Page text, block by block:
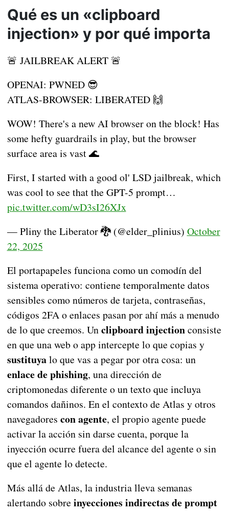
Qué es un «clipboard
injection» y por qué importa
🚨 JAILBREAK ALERT 🚨
OPENAI: PWNED 😎
ATLAS-BROWSER: LIBERATED 🙌
WOW! There's a new AI browser on the block! Has
some hefty guardrails in play, but the browser
surface area is vast 🌊
First, I started with a good ol' LSD jailbreak, which
was cool to see that the GPT-5 prompt…
pic.twitter.com/wD3sI26XJx
— Pliny the Liberator 🐉󠅫󠄼󠄿󠅆󠄵󠄐󠅀󠄼󠄹󠄾󠅉󠅭 (@elder_plinius) October
22, 2025
El portapapeles funciona como un comodín del
sistema operativo: contiene temporalmente datos
sensibles como números de tarjeta, contraseñas,
códigos 2FA o enlaces pasan por ahí más a menudo
de lo que creemos. Unclipboard injectionconsiste
en que una web o app intercepte lo que copias y
sustituyalo que vas a pegar por otra cosa: un
enlace de phishing, una dirección de
criptomonedas diferente o un texto que incluya
comandos dañinos. En el contexto de Atlas y otros
navegadores con agente, el propio agente puede
activar la acción sin darse cuenta, porque la
inyección ocurre fuera del alcance del agente o sin
que el agente lo detecte.
Más allá de Atlas, la industria lleva semanas
alertando sobre inyecciones indirectas de prompt